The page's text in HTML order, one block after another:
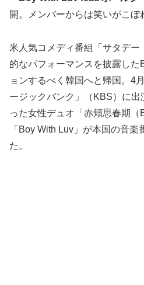
開。メンバーからは笑いがこぼ
米人気コメディ番組「サタデー
的なパフォーマンスを披露し
ョンするべく韓国へと帰国。4
ージックバンク」（KBS）に
った女性デュオ「赤頬思春期（
「Boy With Luv」が本国の音
た。